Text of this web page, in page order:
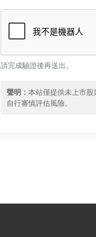
請完成驗證後再送出。
聲明：本站僅提供未上市
自行審慎評估風險。